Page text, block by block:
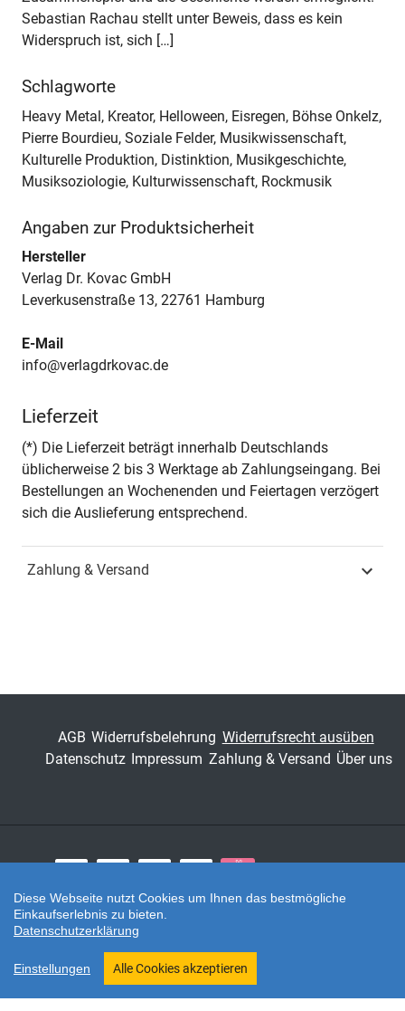
Sebastian Rachau stellt unter Beweis, dass es kein
Widerspruch ist, sich […]
Schlagworte
Heavy Metal, Kreator, Helloween, Eisregen, Böhse Onkelz,
Pierre Bourdieu, Soziale Felder, Musikwissenschaft,
Kulturelle Produktion, Distinktion, Musikgeschichte,
Musiksoziologie, Kulturwissenschaft, Rockmusik
Angaben zur Produktsicherheit
Hersteller
Verlag Dr. Kovac GmbH
Leverkusenstraße 13, 22761 Hamburg
E-Mail
info@verlagdrkovac.de
Lieferzeit
(*) Die Lieferzeit beträgt innerhalb Deutschlands
üblicherweise 2 bis 3 Werktage ab Zahlungseingang. Bei
Bestellungen an Wochenenden und Feiertagen verzögert
sich die Auslieferung entsprechend.
Zahlung & Versand
AGB Widerrufsbelehrung Widerrufsrecht ausüben
Datenschutz Impressum Zahlung & Versand Über uns
Zahlungsarten
Twitter
Shop erstellt mit VersaCommerce.
Diese Webseite nutzt Cookies um Ihnen das bestmögliche
Einkaufserlebnis zu bieten.
Datenschutzerklärung
Einstellungen Alle Cookies akzeptieren